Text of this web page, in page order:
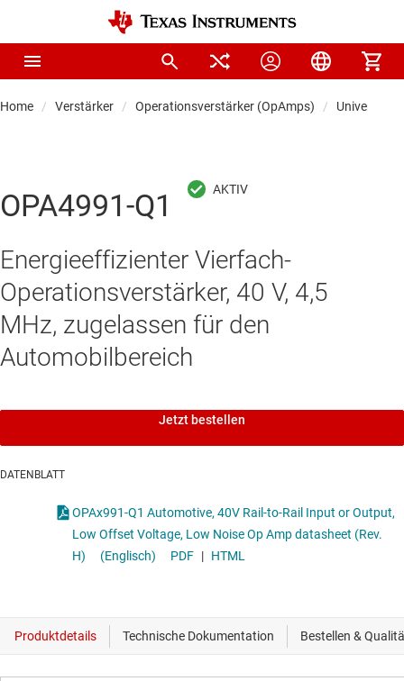
Home Verstärker Operationsverstärker (OpAmps) Universal-
OPA4991-Q1
Energieeffizienter Vierfach-
Operationsverstärker, 40 V, 4,5
MHz, zugelassen für den
Automobilbereich
Jetzt bestellen
DATENBLATT
OPAx991-Q1 Automotive, 40V Rail-to-Rail Input or Output,
Low Offset Voltage, Low Noise Op Amp datasheet (Rev.
H)
(Englisch) PDF | HTML